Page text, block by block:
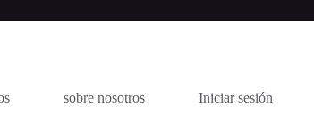
sobre nosotros Iniciar sesión